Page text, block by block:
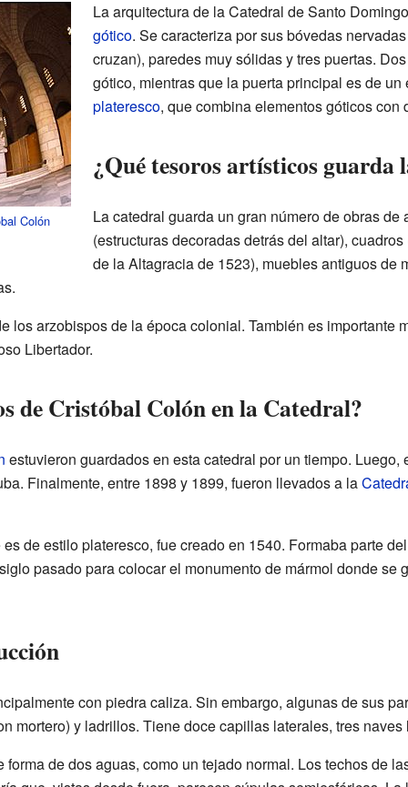
Colón
La arquitectura de la Catedral de Santo
gótico. Se caracteriza por sus bóvedas
cruzan), paredes muy sólidas y tres puertas.
gótico, mientras que la puerta principal es de
plateresco, que combina elementos góticos con
¿Qué tesoros artísticos guarda
La catedral guarda un gran número de obras de
(estructuras decoradas detrás del altar),
de la Altagracia de 1523), muebles antiguos de
los arzobispos de la época colonial. También es importante
Libertador.
de Cristóbal Colón en la Catedral?
estuvieron guardados en esta catedral por un tiempo. Luego,
Finalmente, entre 1898 y 1899, fueron llevados a la
de estilo plateresco, fue creado en 1540. Formaba parte
pasado para colocar el monumento de mármol donde se
con piedra caliza. Sin embargo, algunas de sus
mortero) y ladrillos. Tiene doce capillas laterales, tres
de dos aguas, como un tejado normal. Los techos de